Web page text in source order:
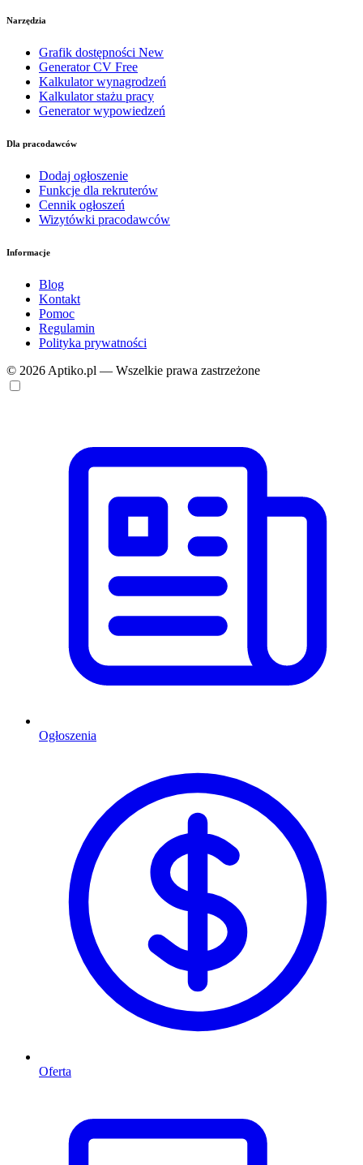
Narzędzia
Grafik dostępności New
Generator CV Free
Kalkulator wynagrodzeń
Kalkulator stażu pracy
Generator wypowiedzeń
Dla pracodawców
Dodaj ogłoszenie
Funkcje dla rekruterów
Cennik ogłoszeń
Wizytówki pracodawców
Informacje
Blog
Kontakt
Pomoc
Regulamin
Polityka prywatności
© 2026 Aptiko.pl — Wszelkie prawa zastrzeżone
Ogłoszenia
Oferta